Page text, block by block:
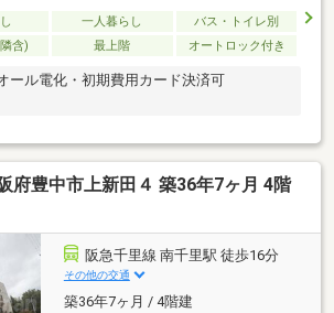
一人暮らし
バス・トイレ別
含)
最上階 オートロック付き
ール電化・初期費用カード決済可
府豊中市上新田４ 築36年7ヶ月 4階
阪急千里線 南千里駅 徒歩16分
その他の交通
築36年7ヶ月 / 4階建